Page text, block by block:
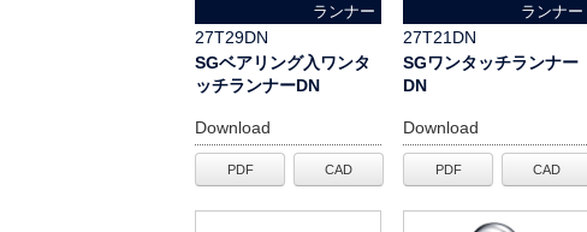
ランナー
27T29DN
SGベアリング入ワンタ
ッチランナーDN
Download
PDF CAD
ランナー
27T21DN
SGワンタッチランナー
DN
Download
PDF CAD